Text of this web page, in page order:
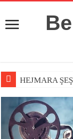
HEJMARA